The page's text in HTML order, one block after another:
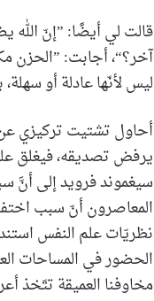
قالت لي أيضًا: ”إنّ الله
آخر؟“، أجابت: ”الحزن
ليس لأنّها عادلة أو
أحاول تشتيت تركيزي
يرفض تصديقه، فيغلق
سيغموند فرويد إلى أنَّ
المعاصرون أنّ سبب
نظريّات علم النفس
الحضور في المساحات
مخاوفنا العميقة تتّخذ